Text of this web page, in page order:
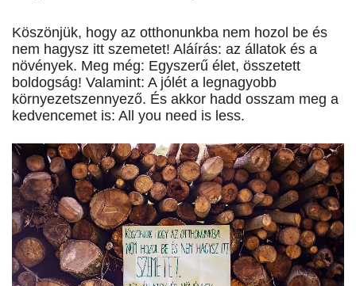
Köszönjük, hogy az otthonunkba nem hozol be és
nem hagysz itt szemetet! Aláírás: az állatok és a
növények. Meg még: Egyszerű élet, összetett
boldogság! Valamint: A jólét a legnagyobb
környezetszennyező. És akkor hadd osszam meg a
kedvencemet is: All you need is less.